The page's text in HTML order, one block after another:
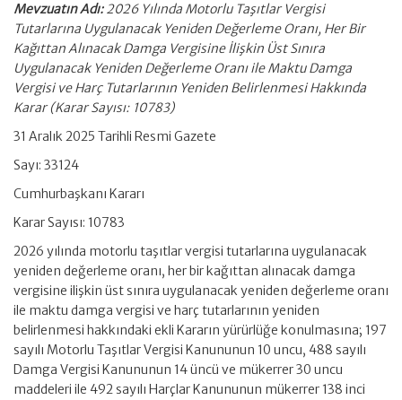
Mevzuatın Adı:2026 Yılında Motorlu Taşıtlar Vergisi
Tutarlarına Uygulanacak Yeniden Değerleme Oranı, Her Bir
Kağıttan Alınacak Damga Vergisine İlişkin Üst Sınıra
Uygulanacak Yeniden Değerleme Oranı ile Maktu Damga
Vergisi ve Harç Tutarlarının Yeniden Belirlenmesi Hakkında
Karar (Karar Sayısı: 10783)
31 Aralık 2025 Tarihli Resmi Gazete
Sayı: 33124
Cumhurbaşkanı Kararı
Karar Sayısı: 10783
2026 yılında motorlu taşıtlar vergisi tutarlarına uygulanacak
yeniden değerleme oranı, her bir kağıttan alınacak damga
vergisine ilişkin üst sınıra uygulanacak yeniden değerleme oranı
ile maktu damga vergisi ve harç tutarlarının yeniden
belirlenmesi hakkındaki ekli Kararın yürürlüğe konulmasına; 197
sayılı Motorlu Taşıtlar Vergisi Kanununun 10 uncu, 488 sayılı
Damga Vergisi Kanununun 14 üncü ve mükerrer 30 uncu
maddeleri ile 492 sayılı Harçlar Kanununun mükerrer 138 inci